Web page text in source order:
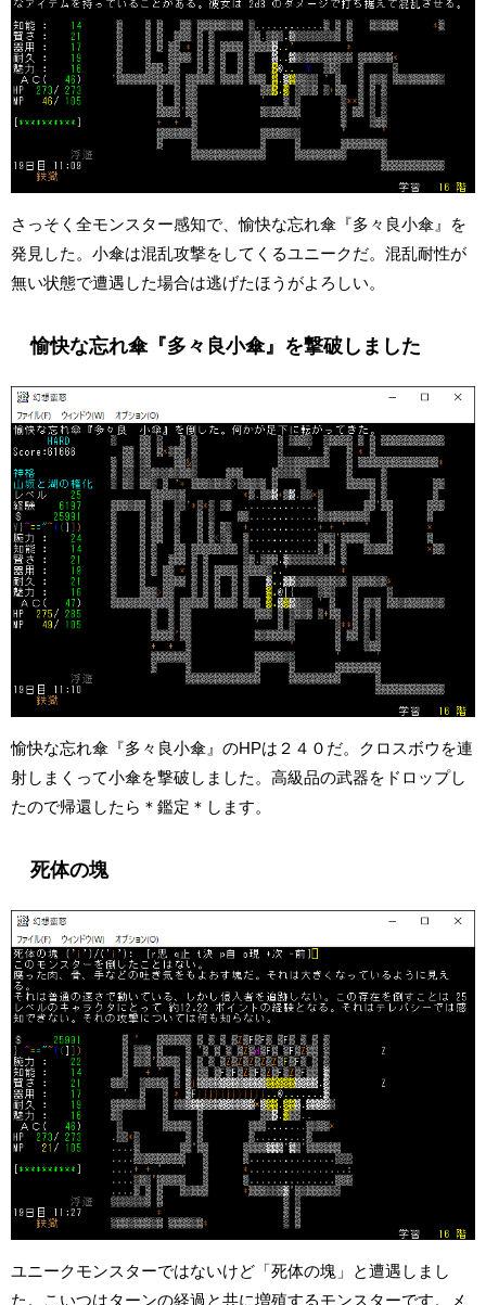
さっそく全モンスター感知で、愉快な忘れ傘『多々良小傘』を
発見した。小傘は混乱攻撃をしてくるユニークだ。混乱耐性が
無い状態で遭遇した場合は逃げたほうがよろしい。
愉快な忘れ傘『多々良小傘』を撃破しました
愉快な忘れ傘『多々良小傘』のHPは２４０だ。クロスボウを連
射しまくって小傘を撃破しました。高級品の武器をドロップし
たので帰還したら＊鑑定＊します。
死体の塊
ユニークモンスターではないけど「死体の塊」と遭遇しまし
た。こいつはターンの経過と共に増殖するモンスターです。メ